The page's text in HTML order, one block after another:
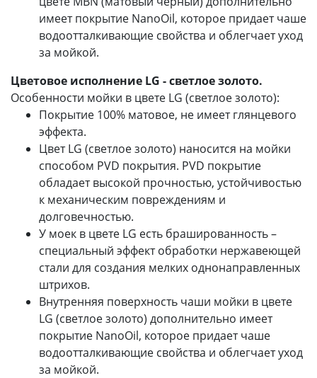
имеет покрытие NanoOil, которое придает чаше
водоотталкивающие свойства и облегчает уход
за мойкой.
Цветовое исполнение LG - светлое золото.
Особенности мойки в цвете LG (светлое золото):
Покрытие 100% матовое, не имеет глянцевого
эффекта.
Цвет LG (светлое золото) наносится на мойки
способом PVD покрытия. PVD покрытие
обладает высокой прочностью, устойчивостью
к механическим повреждениям и
долговечностью.
У моек в цвете LG есть брашированность –
специальный эффект обработки нержавеющей
стали для создания мелких однонаправленных
штрихов.
Внутренняя поверхность чаши мойки в цвете
LG (светлое золото) дополнительно имеет
покрытие NanoOil, которое придает чаше
водоотталкивающие свойства и облегчает уход
за мойкой.